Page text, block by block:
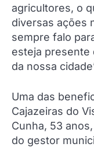
agricultores, o
diversas ações
sempre falo
esteja presente
da nossa
Uma das
Cajazeiras do
Cunha, 53
do gestor